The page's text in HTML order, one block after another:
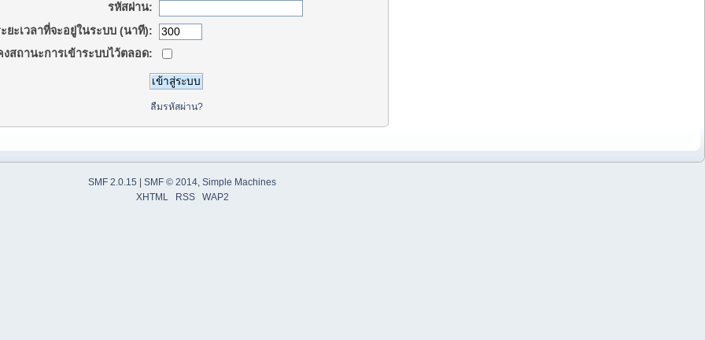
รหัสผ่าน:
ยะเวลาที่จะอยู่ในระบบ (นาที):
งสถานะการเข้าระบบไว้ตลอด:
ลืมรหัสผ่าน?
SMF 2.0.15 SMF © 2014 Simple Machines
XHTML
RSS WAP2